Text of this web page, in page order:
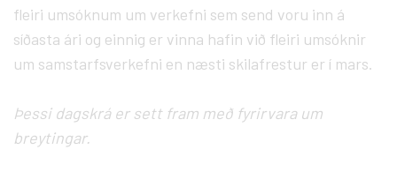
fleiri umsóknum um verkefni sem send voru inn á
síðasta ári og einnig er vinna hafin við fleiri umsóknir
um samstarfsverkefni en næsti skilafrestur er í mars.
Þessi dagskrá er sett fram með fyrirvara um
breytingar.